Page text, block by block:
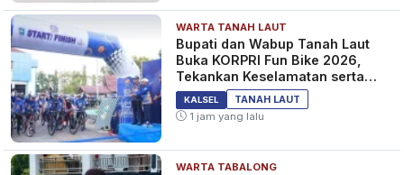
WARTA TANAH LAUT
Bupati dan Wabup Tanah Laut
Buka KORPRI Fun Bike 2026,
Tekankan Keselamatan serta
Kebersamaan
KALSEL
TANAH LAUT
1 jam yang lalu
WARTA TABALONG